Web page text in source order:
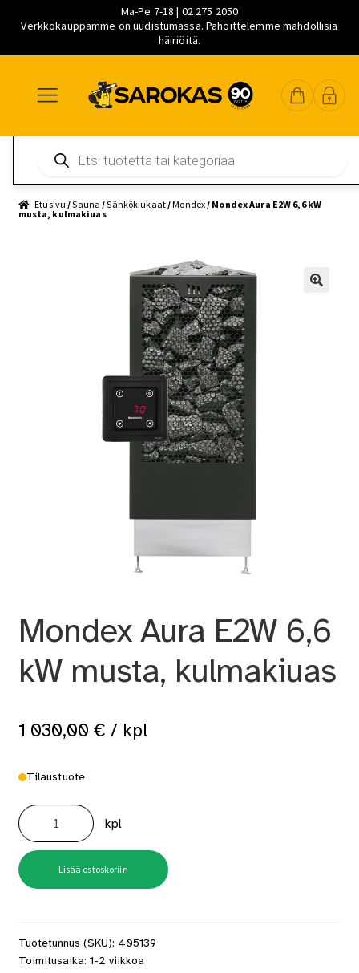
Ma-Pe 7-18 | 02 275 2050
Verkkokauppamme on uudistumassa. Pahoittelemme mahdollisia
häiriöitä.
navigointiin
sisältöön
pääsisältöön
search
Etusivu /Sauna /Sähkökiukaat/Mondex / Mondex Aura E2W 6,6 kW
musta, kulmakiuas
Mondex Aura E2W 6,6
kW musta, kulmakiuas
1 030,00 € / kpl
Tilaustuote
Mondex
Aura
E2W
6,6
kW
musta,
kulmakiuas
määrä
kpl
Lisää ostoskoriin
Tuotetunnus (SKU): 405139
Toimitusaika: 1-2 viikkoa